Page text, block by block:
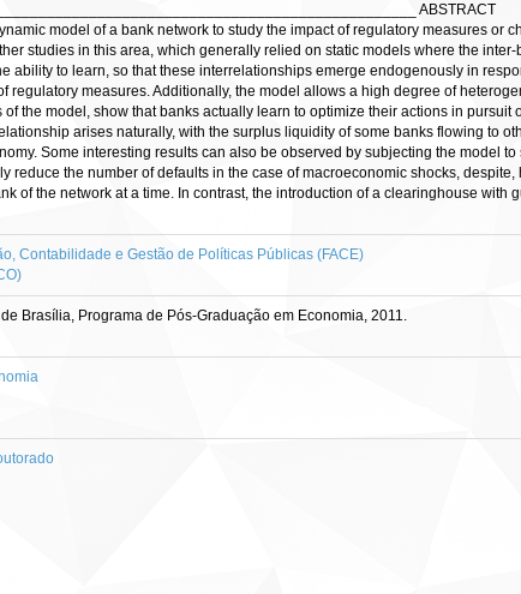
ABSTRACT
model of a bank network to study the impact of regulatory measures or
studies in this area, which generally relied on static models where the
ability to learn, so that these interrelationships emerge endogenously in
regulatory measures. Additionally, the model allows a high degree of
the model, show that banks actually learn to optimize their actions in
arises naturally, with the surplus liquidity of some banks flowing to
Some interesting results can also be observed by subjecting the model
reduce the number of defaults in the case of macroeconomic shocks,
of the network at a time. In contrast, the introduction of a clearinghouse
Contabilidade e Gestão de Políticas Públicas (FACE)
Brasília, Programa de Pós-Graduação em Economia, 2011.